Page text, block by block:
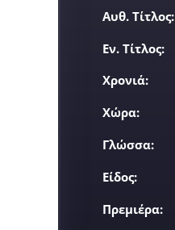
Αυθ. Τίτλος:
Εν. Τίτλος:
Χρονιά:
Χώρα:
Γλώσσα:
Είδος:
Πρεμιέρα: